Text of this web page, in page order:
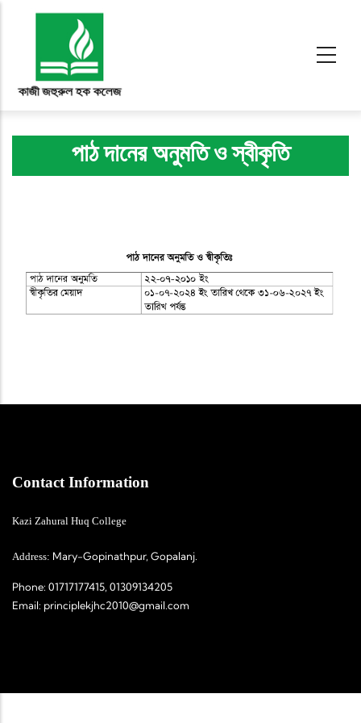
Skip to main content
পাঠ দানের অনুমতি ও স্বীকৃতি
Contact Information
Kazi Zahural Huq College
Address: Mary-Gopinathpur, Gopalanj.
Phone: 01717177415, 01309134205
Email: principlekjhc2010@gmail.com